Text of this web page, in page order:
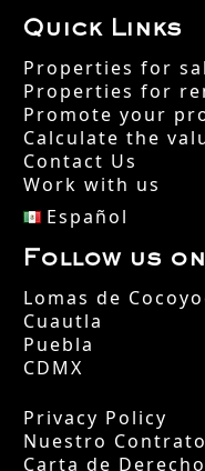
Quick Links
Properties for
Properties for
Promote your
Calculate the
Contact Us
Work with us
Español
Follow us
Lomas de
Cuautla
Puebla
CDMX
Privacy Policy
Nuestro
Carta de